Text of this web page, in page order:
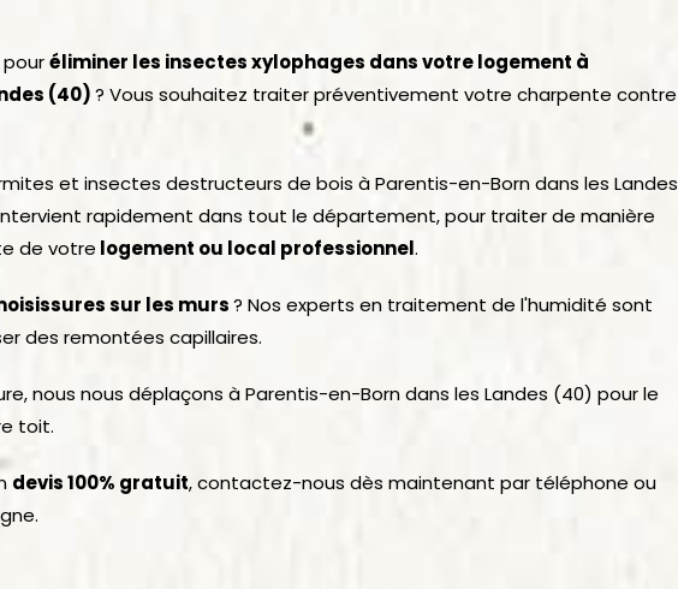
éliminer les insectes xylophages dans votre logement à
(40)? Vous souhaitez traiter préventivement votre charpente contre
et insectes destructeurs de bois à Parentis-en-Born dans les Landes
rapidement dans tout le département, pour traiter de manière
de votre logement ou local professionnel.
sur les murs? Nos experts en traitement de l'humidité sont
des remontées capillaires.
nous nous déplaçons à Parentis-en-Born dans les Landes (40) pour le
toit.
devis 100% gratuit, contactez-nous dès maintenant par téléphone ou